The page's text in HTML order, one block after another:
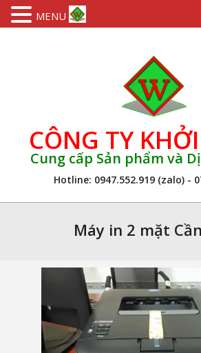
CÔNG TY
Cung cấp Sản phẩm và
Hotline: 0947.552.919 (zalo) -
Máy in 2 mặt
MENU